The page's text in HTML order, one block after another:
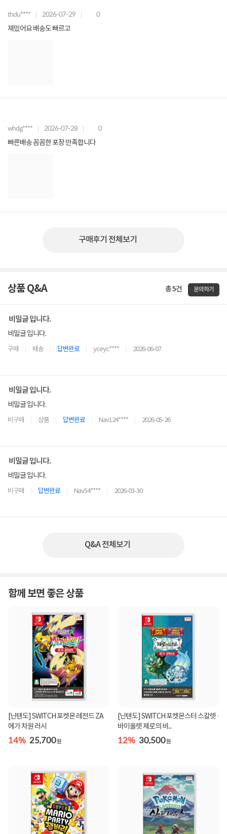
thdu**** 2026-07-29 0
재밌어요 배송도 빠르고
whdg**** 2026-07-28 0
빠른배송 꼼꼼한 포장 만족합니다
구매후기 전체보기
상품 Q&A 총 5건 문의하기
비밀글 입니다.
비밀글 입니다.
구매 배송 답변완료 yceyc**** 2026-06-07
비밀글 입니다.
비밀글 입니다.
비구매 상품 답변완료 Nav124**** 2026-05-26
비밀글 입니다.
비밀글 입니다.
비구매 답변완료 Nav54**** 2026-03-30
Q&A 전체보기
함께 보면 좋은 상품
[닌텐도] SWITCH 포켓몬 레전드 ZA
메가 차원 러시
14% 25,700원
[닌텐도] SWITCH 포켓몬스터 스칼렛 ·
바이올렛 제로의 비...
12% 30,500원